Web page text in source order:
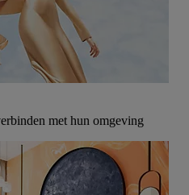
met hun omgeving